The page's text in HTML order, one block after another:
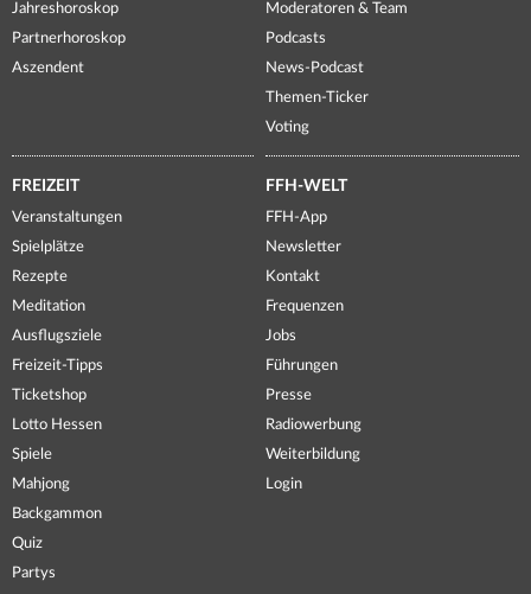
Jahreshoroskop
Partnerhoroskop
Aszendent
Moderatoren & Team
Podcasts
News-Podcast
Themen-Ticker
Voting
FREIZEIT
Veranstaltungen
Spielplätze
Rezepte
Meditation
Ausflugsziele
Freizeit-Tipps
Ticketshop
Lotto Hessen
Spiele
Mahjong
Backgammon
Quiz
Partys
FFH-WELT
FFH-App
Newsletter
Kontakt
Frequenzen
Jobs
Führungen
Presse
Radiowerbung
Weiterbildung
Login